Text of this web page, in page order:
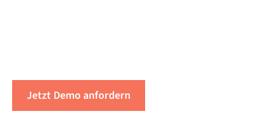
Jetzt Demo anfordern